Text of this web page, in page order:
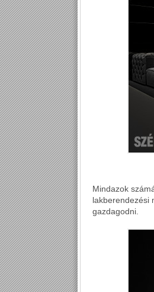
Mindazok
lakberendezési
gazdagodni.